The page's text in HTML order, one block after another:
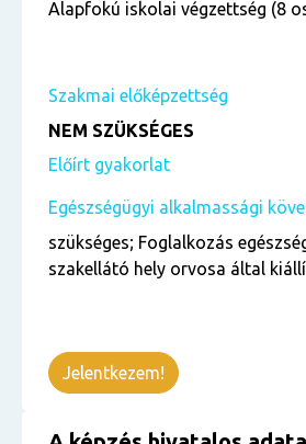
Alapfokú iskolai végzettség (8
Szakmai előképzettség
NEM SZÜKSÉGES
Előírt gyakorlat
Egészségügyi alkalmassági
szükséges; Foglalkozás
szakellátó hely orvosa által
Jelentkezem!